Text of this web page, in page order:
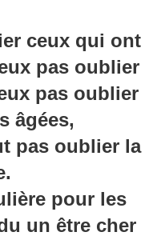
ceux qui ont
pas oublier
pas oublier
âgées,
pas oublier la
pour les
un être cher